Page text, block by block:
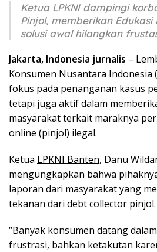
Ketua LPKNI dampingi
Pinjol, memberikan
solusi awal hilangkan
Jakarta, Indonesia jurnalis –
Konsumen Nusantara Indonesia
fokus pada penanganan kasus
tetapi juga aktif dalam
masyarakat terkait maraknya
online (pinjol) ilegal.
Ketua LPKNI Banten, Danu
mengungkapkan bahwa
laporan dari masyarakat yang
tekanan dari debt collector pinjol.
“Banyak konsumen datang
frustrasi, bahkan ketakutan